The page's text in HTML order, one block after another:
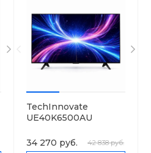
TechInnovate
UE40K6500AU
34 270 руб. 42 838 руб.